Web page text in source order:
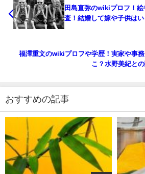
田島直弥のwikiプロフ！
査！結婚して嫁や子供はい
福澤重文のwikiプロフや学歴！実家や事
こ？水野美紀との
おすすめの記事